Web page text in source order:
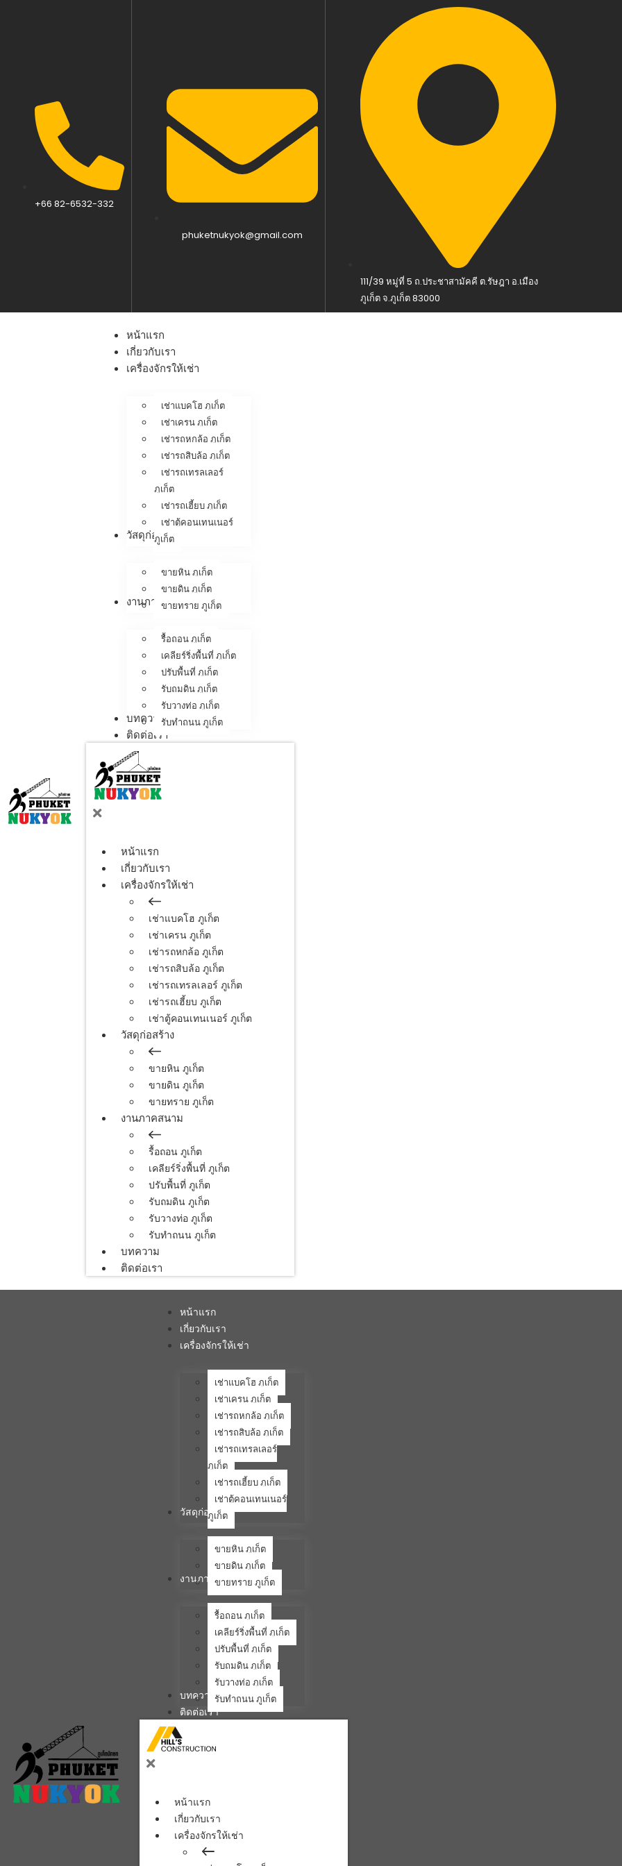
+66 82-6532-332
phuketnukyok@gmail.com
111/39 หมู่ที่ 5 ถ.ประชาสามัคคี ต.รัษฎา อ.เมือง
ภูเก็ต จ.ภูเก็ต 83000
หน้าแรก
เกี่ยวกับเรา
เครื่องจักรให้เช่า
เช่าแบคโฮ ภูเก็ต
เช่าเครน ภูเก็ต
เช่ารถหกล้อ ภูเก็ต
เช่ารถสิบล้อ ภูเก็ต
เช่ารถเทรลเลอร์
ภูเก็ต
เช่ารถเฮี้ยบ ภูเก็ต
เช่าตู้คอนเทนเนอร์
ภูเก็ต
วัสดุก่อสร้าง
ขายหิน ภูเก็ต
ขายดิน ภูเก็ต
ขายทราย ภูเก็ต
งานภาคสนาม
รื้อถอน ภูเก็ต
เคลียร์ริ่งพื้นที่ ภูเก็ต
ปรับพื้นที่ ภูเก็ต
รับถมดิน ภูเก็ต
รับวางท่อ ภูเก็ต
รับทำถนน ภูเก็ต
บทความ
ติดต่อเรา
หน้าแรก
เกี่ยวกับเรา
เครื่องจักรให้เช่า
เช่าแบคโฮ ภูเก็ต
เช่าเครน ภูเก็ต
เช่ารถหกล้อ ภูเก็ต
เช่ารถสิบล้อ ภูเก็ต
เช่ารถเทรลเลอร์ ภูเก็ต
เช่ารถเฮี้ยบ ภูเก็ต
เช่าตู้คอนเทนเนอร์ ภูเก็ต
วัสดุก่อสร้าง
ขายหิน ภูเก็ต
ขายดิน ภูเก็ต
ขายทราย ภูเก็ต
งานภาคสนาม
รื้อถอน ภูเก็ต
เคลียร์ริ่งพื้นที่ ภูเก็ต
ปรับพื้นที่ ภูเก็ต
รับถมดิน ภูเก็ต
รับวางท่อ ภูเก็ต
รับทำถนน ภูเก็ต
บทความ
ติดต่อเรา
หน้าแรก
เกี่ยวกับเรา
เครื่องจักรให้เช่า
เช่าแบคโฮ ภูเก็ต
เช่าเครน ภูเก็ต
เช่ารถหกล้อ ภูเก็ต
เช่ารถสิบล้อ ภูเก็ต
เช่ารถเทรลเลอร์
ภูเก็ต
เช่ารถเฮี้ยบ ภูเก็ต
เช่าตู้คอนเทนเนอร์
ภูเก็ต
วัสดุก่อสร้าง
ขายหิน ภูเก็ต
ขายดิน ภูเก็ต
ขายทราย ภูเก็ต
งานภาคสนาม
รื้อถอน ภูเก็ต
เคลียร์ริ่งพื้นที่ ภูเก็ต
ปรับพื้นที่ ภูเก็ต
รับถมดิน ภูเก็ต
รับวางท่อ ภูเก็ต
รับทำถนน ภูเก็ต
บทความ
ติดต่อเรา
หน้าแรก
เกี่ยวกับเรา
เครื่องจักรให้เช่า